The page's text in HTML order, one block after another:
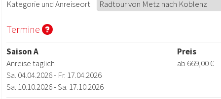
Kategorie undAnreiseort
Termine
Saison A
Anreise täglich
Sa. 04.04.2026 - Fr. 17.04.2026
Sa. 10.10.2026 - Sa. 17.10.2026
Preis
ab 669,00 €